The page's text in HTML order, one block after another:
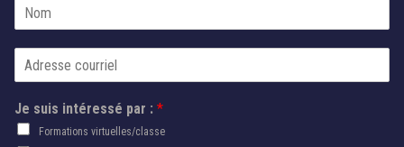
r
r
A
u
t
Je suis intéressé par : *
Formations virtuelles/classe